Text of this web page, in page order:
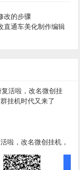
改的步骤
直通车美化制作编辑
啦，改名微创挂机，
机时代又来了